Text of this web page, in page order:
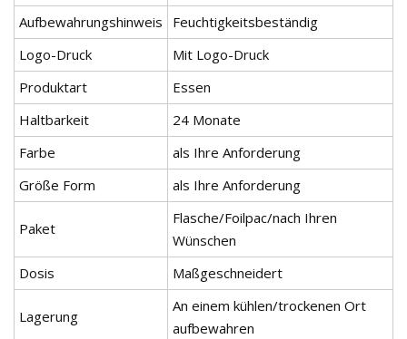
Aufbewahrungshinweis
Feuchtigkeitsbeständig
Logo-Druck
Mit Logo-Druck
Produktart
Essen
Haltbarkeit
24 Monate
Farbe
als Ihre Anforderung
Größe Form
als Ihre Anforderung
Paket
Flasche/Foilpac/nach Ihren
Wünschen
Dosis
Maßgeschneidert
Lagerung
An einem kühlen/trockenen Ort
aufbewahren